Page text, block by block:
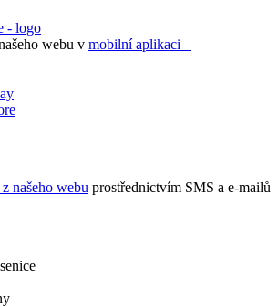
webu v mobilní aplikaci –
našeho webu prostřednictvím SMS a e-mailů